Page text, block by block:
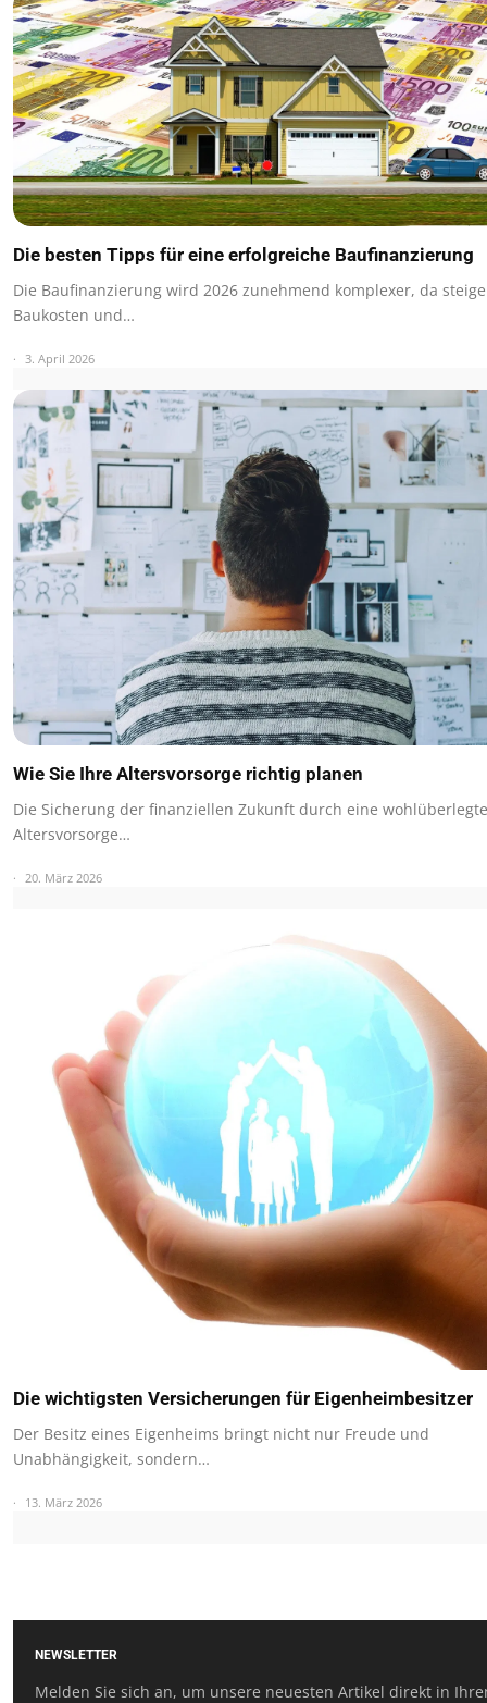
Die besten Tipps für eine erfolgreiche Baufinanzierung
Die Baufinanzierung wird 2026 zunehmend komplexer, da
Baukosten und…
3. April 2026
Wie Sie Ihre Altersvorsorge richtig planen
Die Sicherung der finanziellen Zukunft durch eine wohlüberlegte
Altersvorsorge…
20. März 2026
Die wichtigsten Versicherungen für Eigenheimbesitzer
Der Besitz eines Eigenheims bringt nicht nur Freude und
Unabhängigkeit, sondern…
13. März 2026
NEWSLETTER
Melden Sie sich an, um unsere neuesten Artikel direkt in